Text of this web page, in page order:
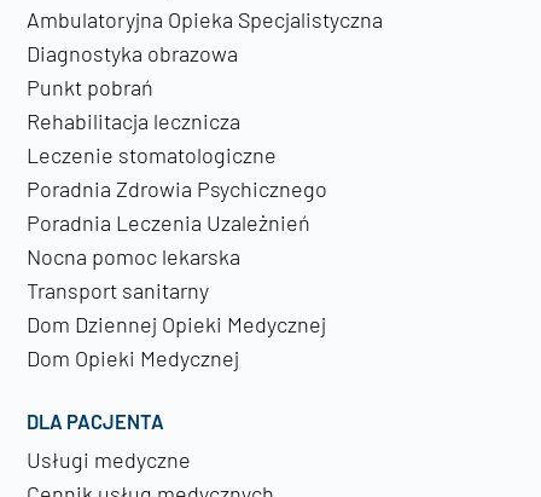
Ambulatoryjna Opieka Specjalistyczna
Diagnostyka obrazowa
Punkt pobrań
Rehabilitacja lecznicza
Leczenie stomatologiczne
Poradnia Zdrowia Psychicznego
Poradnia Leczenia Uzależnień
Nocna pomoc lekarska
Transport sanitarny
Dom Dziennej Opieki Medycznej
Dom Opieki Medycznej
DLA PACJENTA
Usługi medyczne